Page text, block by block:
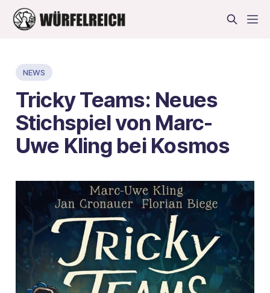
NEWS
Tricky Teams: Neues
Stichspiel von Marc-
Uwe Kling bei Kosmos